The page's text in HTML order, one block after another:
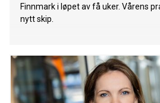
Finnmark i løpet av få uker. Vårens
nytt skip.